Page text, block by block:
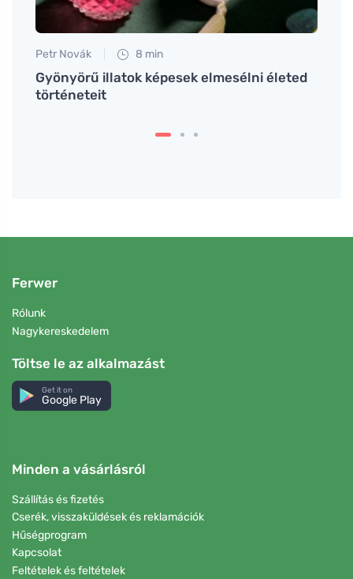
Petr Novák 8 min
Gyönyörű illatok képesek elmesélni életed
történeteit
Ferwer
Rólunk
Nagykereskedelem
Töltse le az alkalmazást
Get it on
Google Play
Minden a vásárlásról
Szállítás és fizetés
Cserék, visszaküldések és reklamációk
Hűségprogram
Kapcsolat
Feltételek és feltételek